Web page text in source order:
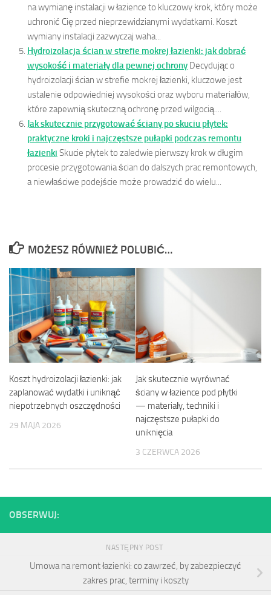
na wymianę instalacji w łazience to kluczowy krok, który może
uchronić Cię przed nieprzewidzianymi wydatkami. Koszt
wymiany instalacji zazwyczaj waha...
Hydroizolacja ścian w strefie mokrej łazienki: jak dobrać
wysokość i materiały dla pewnej ochrony Decydując o
hydroizolacji ścian w strefie mokrej łazienki, kluczowe jest
ustalenie odpowiedniej wysokości oraz wyboru materiałów,
które zapewnią skuteczną ochronę przed wilgocią....
Jak skutecznie przygotować ściany po skuciu płytek:
praktyczne kroki i najczęstsze pułapki podczas remontu
łazienki Skucie płytek to zaledwie pierwszy krok w długim
procesie przygotowania ścian do dalszych prac remontowych,
a niewłaściwe podejście może prowadzić do wielu...
MOŻESZ RÓWNIEŻ POLUBIĆ…
Koszt hydroizolacji łazienki: jak
zaplanować wydatki i uniknąć
niepotrzebnych oszczędności
29 MAJA 2026
Jak skutecznie wyrównać
ściany w łazience pod płytki
— materiały, techniki i
najczęstsze pułapki do
uniknięcia
3 CZERWCA 2026
OBSERWUJ:
NASTĘPNY POST
Umowa na remont łazienki: co zawrzeć, by zabezpieczyć
zakres prac, terminy i koszty